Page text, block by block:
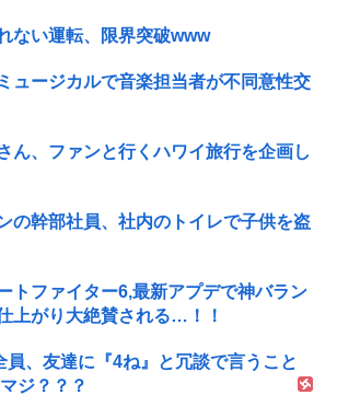
ない運転、限界突破www
ュージカルで音楽担当者が不同意性交
ん、ファンと行くハワイ旅行を企画し
の幹部社員、社内のトイレで子供を盗
トファイター6,最新アプデで神バラン
上がり大絶賛される…！！
員、友達に『4ね』と冗談で言うこと
ジ？？？